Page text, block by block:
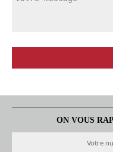
ON VOUS